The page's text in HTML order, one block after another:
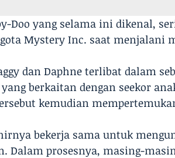
Doo yang selama ini dikenal,
Mystery Inc. saat menjalani
dan Daphne terlibat dalam
berkaitan dengan seekor
kemudian
bekerja sama untuk
Dalam prosesnya, masing-